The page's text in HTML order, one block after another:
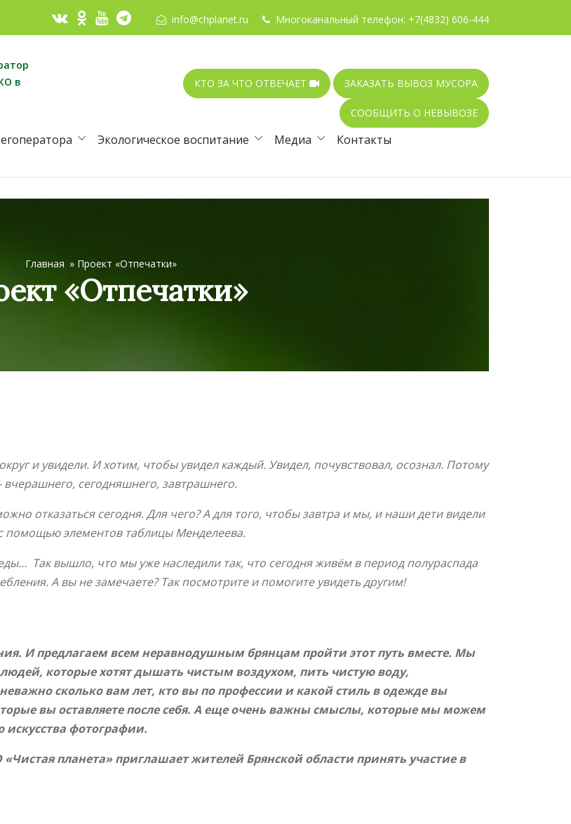
info@chplanet.ru Многоканальный телефон: +7(4832) 606-444
в
КТО ЗА ЧТО ОТВЕЧАЕТ ЗАКАЗАТЬ ВЫВОЗ МУСОРА
СООБЩИТЬ О НЕВЫВОЗЕ
Экологическое воспитание Медиа
Контакты
Главная » Проект «Отпечатки»
«Отпечатки»
и увидели. И хотим, чтобы увидел каждый. Увидел, почувствовал, осознал. Потому
сегодняшнего, завтрашнего.
отказаться сегодня. Для чего? А для того, чтобы завтра и мы, и наши дети видели
помощью элементов таблицы Менделеева.
Так вышло, что мы уже наследили так, что сегодня живём в период полураспада
А вы не замечаете? Так посмотрите и помогите увидеть другим!
И предлагаем всем неравнодушным брянцам пройти этот путь вместе. Мы
которые хотят дышать чистым воздухом, пить чистую воду,
сколько вам лет, кто вы по профессии и какой стиль в одежде вы
вы оставляете после себя. А еще очень важны смыслы, которые мы можем
фотографии.
планета» приглашает жителей Брянской области принять участие в